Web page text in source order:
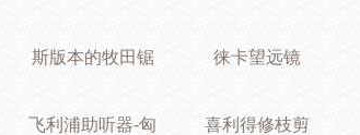
斯版本的牧田锯 徕卡望远镜
飞利浦助听器-匈
喜利得修枝剪